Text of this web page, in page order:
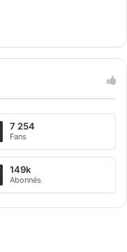
7 254
Fans
149k
Abonnés